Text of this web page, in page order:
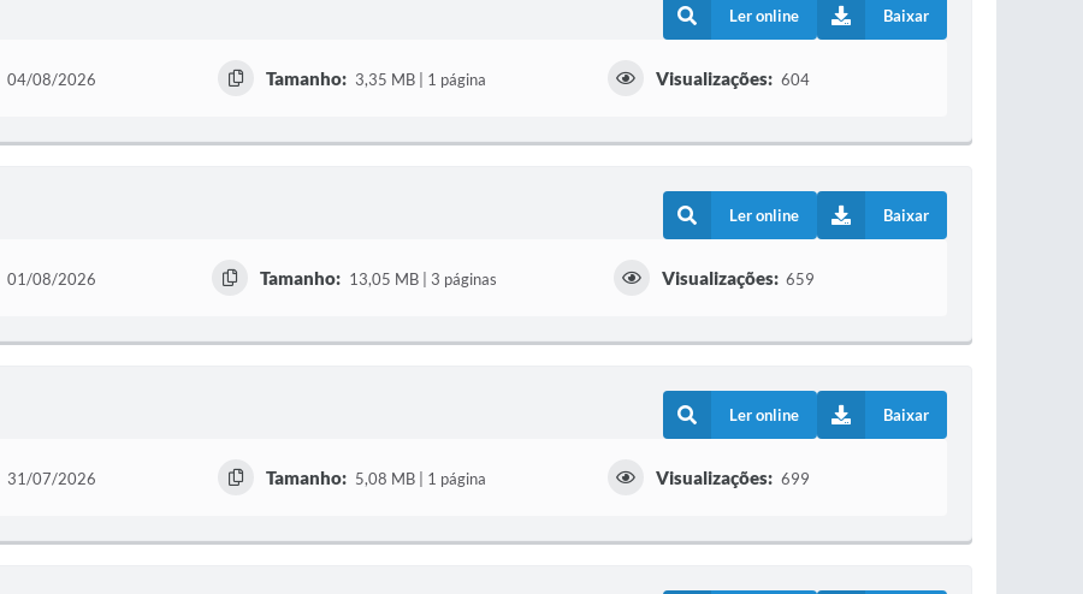
Ler online Baixar
04/08/2026 Tamanho: 3,35 MB | 1 página Visualizações: 604
Ler online Baixar
01/08/2026 Tamanho: 13,05 MB | 3 páginas Visualizações: 659
Ler online Baixar
31/07/2026 Tamanho: 5,08 MB | 1 página Visualizações: 699